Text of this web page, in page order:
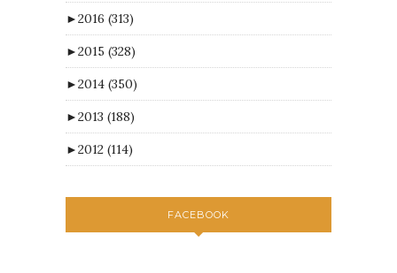
►2016 (313)
►2015 (328)
►2014 (350)
►2013 (188)
►2012 (114)
FACEBOOK